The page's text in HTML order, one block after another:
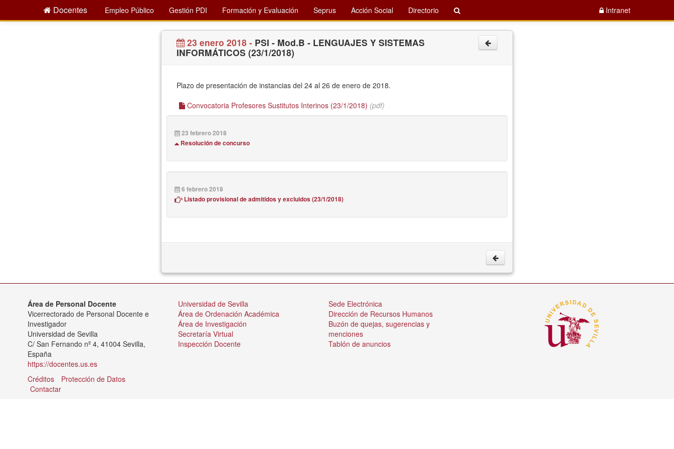
Docentes Intranet
Empleo Público Gestión PDI Formación y Evaluación Seprus Acción Social Directorio
23 enero 2018 - PSI - Mod.B - LENGUAJES Y SISTEMAS
INFORMÁTICOS (23/1/2018)
Plazo de presentación de instancias del 24 al 26 de enero de 2018.
Convocatoria Profesores Sustitutos Interinos (23/1/2018) (pdf)
23 febrero 2018
Resolución de concurso
6 febrero 2018
Listado provisional de admitidos y excluidos (23/1/2018)
Área de Personal Docente
Vicerrectorado de Personal Docente e
Investigador
Universidad de Sevilla
C/ San Fernando nº 4, 41004 Sevilla,
España
https://docentes.us.es
Créditos
Protección de Datos
Contactar
Universidad de Sevilla
Área de Ordenación Académica
Área de Investigación
Secretaría Virtual
Inspección Docente
Sede Electrónica
Dirección de Recursos Humanos
Buzón de quejas, sugerencias y
menciones
Tablón de anuncios